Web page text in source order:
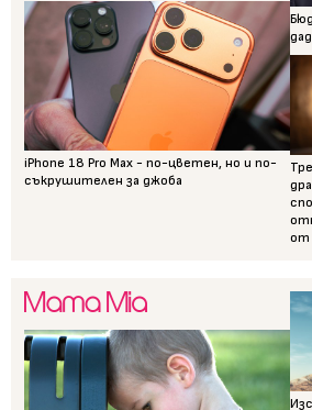
iPhone 18 Pro Max - по-цветен, но и по-
съкрушителен за джоба
от